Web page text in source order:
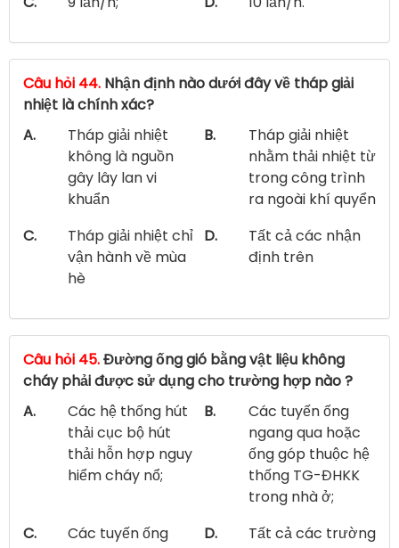
Câu hỏi 44. Nhận định nào dưới đây về tháp giải
nhiệt là chính xác?
A.
Tháp giải nhiệt
không là nguồn
gây lây lan vi
khuẩn
B.
Tháp giải nhiệt
nhằm thải nhiệt từ
trong công trình
ra ngoài khí quyển
C.
Tháp giải nhiệt chỉ
vận hành về mùa
hè
D.
Tất cả các nhận
định trên
Câu hỏi 45.Đường ống gió bằng vật liệu không
cháy phải được sử dụng cho trường hợp nào ?
A.
Các hệ thống hút
thải cục bộ hút
thải hỗn hợp nguy
hiểm cháy nổ;
B.
Các tuyến ống
ngang qua hoặc
ống góp thuộc hệ
thống TG-ĐHKK
trong nhà ở;
C.
Các tuyến ống
D.
Tất cả các trường